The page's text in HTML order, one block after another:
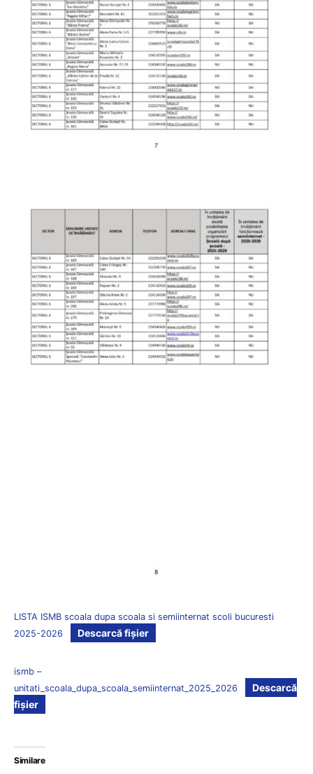
LISTA ISMB scoala dupa scoala si semiinternat scoli bucuresti
2025-2026
Descarcă fișier
ismb –
unitati_scoala_dupa_scoala_semiinternat_2025_2026
Descarcă
fișier
Similare